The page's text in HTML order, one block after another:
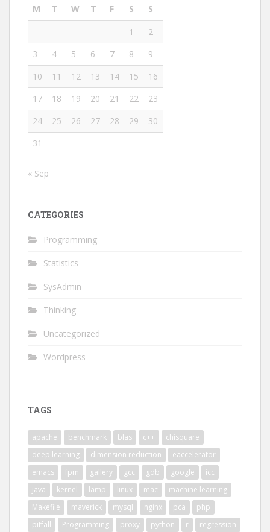
M T W T F S
S
1
2
3
4 5 6 7 8
9
10
11 12 13 14 15
16
17
18 19 20 21 22
23
24
25 26 27 28 29
30
31
« Sep
CATEGORIES
Programming
Statistics
SysAdmin
Thinking
Uncategorized
Wordpress
TAGS
apache benchmark blas c++
chisquare
deep learning
dimension reduction
eaccelerator
emacs
fpm gallery gcc gdb google
icc
java
kernel lamp linux mac
machine learning
Makefile
maverick mysql nginx pca
php
pitfall
Programming proxy python r
regression